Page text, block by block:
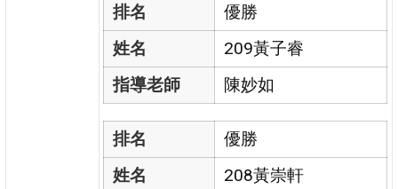
排名
優勝
姓名
209黃子睿
指導老師
陳妙如
排名
優勝
姓名
208黃崇軒